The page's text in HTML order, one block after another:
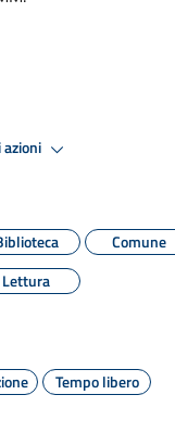
azioni
Comune
Lettura
Tempo libero